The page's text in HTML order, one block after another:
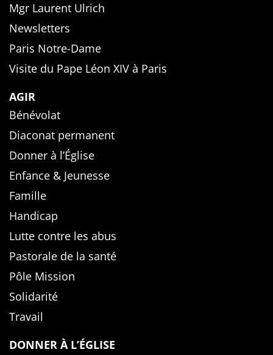
Mgr Laurent Ulrich
Newsletters
Paris Notre-Dame
Visite du Pape Léon XIV à Paris
AGIR
Bénévolat
Diaconat permanent
Donner à l’Église
Enfance & Jeunesse
Famille
Handicap
Lutte contre les abus
Pastorale de la santé
Pôle Mission
Solidarité
Travail
DONNER À L’ÉGLISE